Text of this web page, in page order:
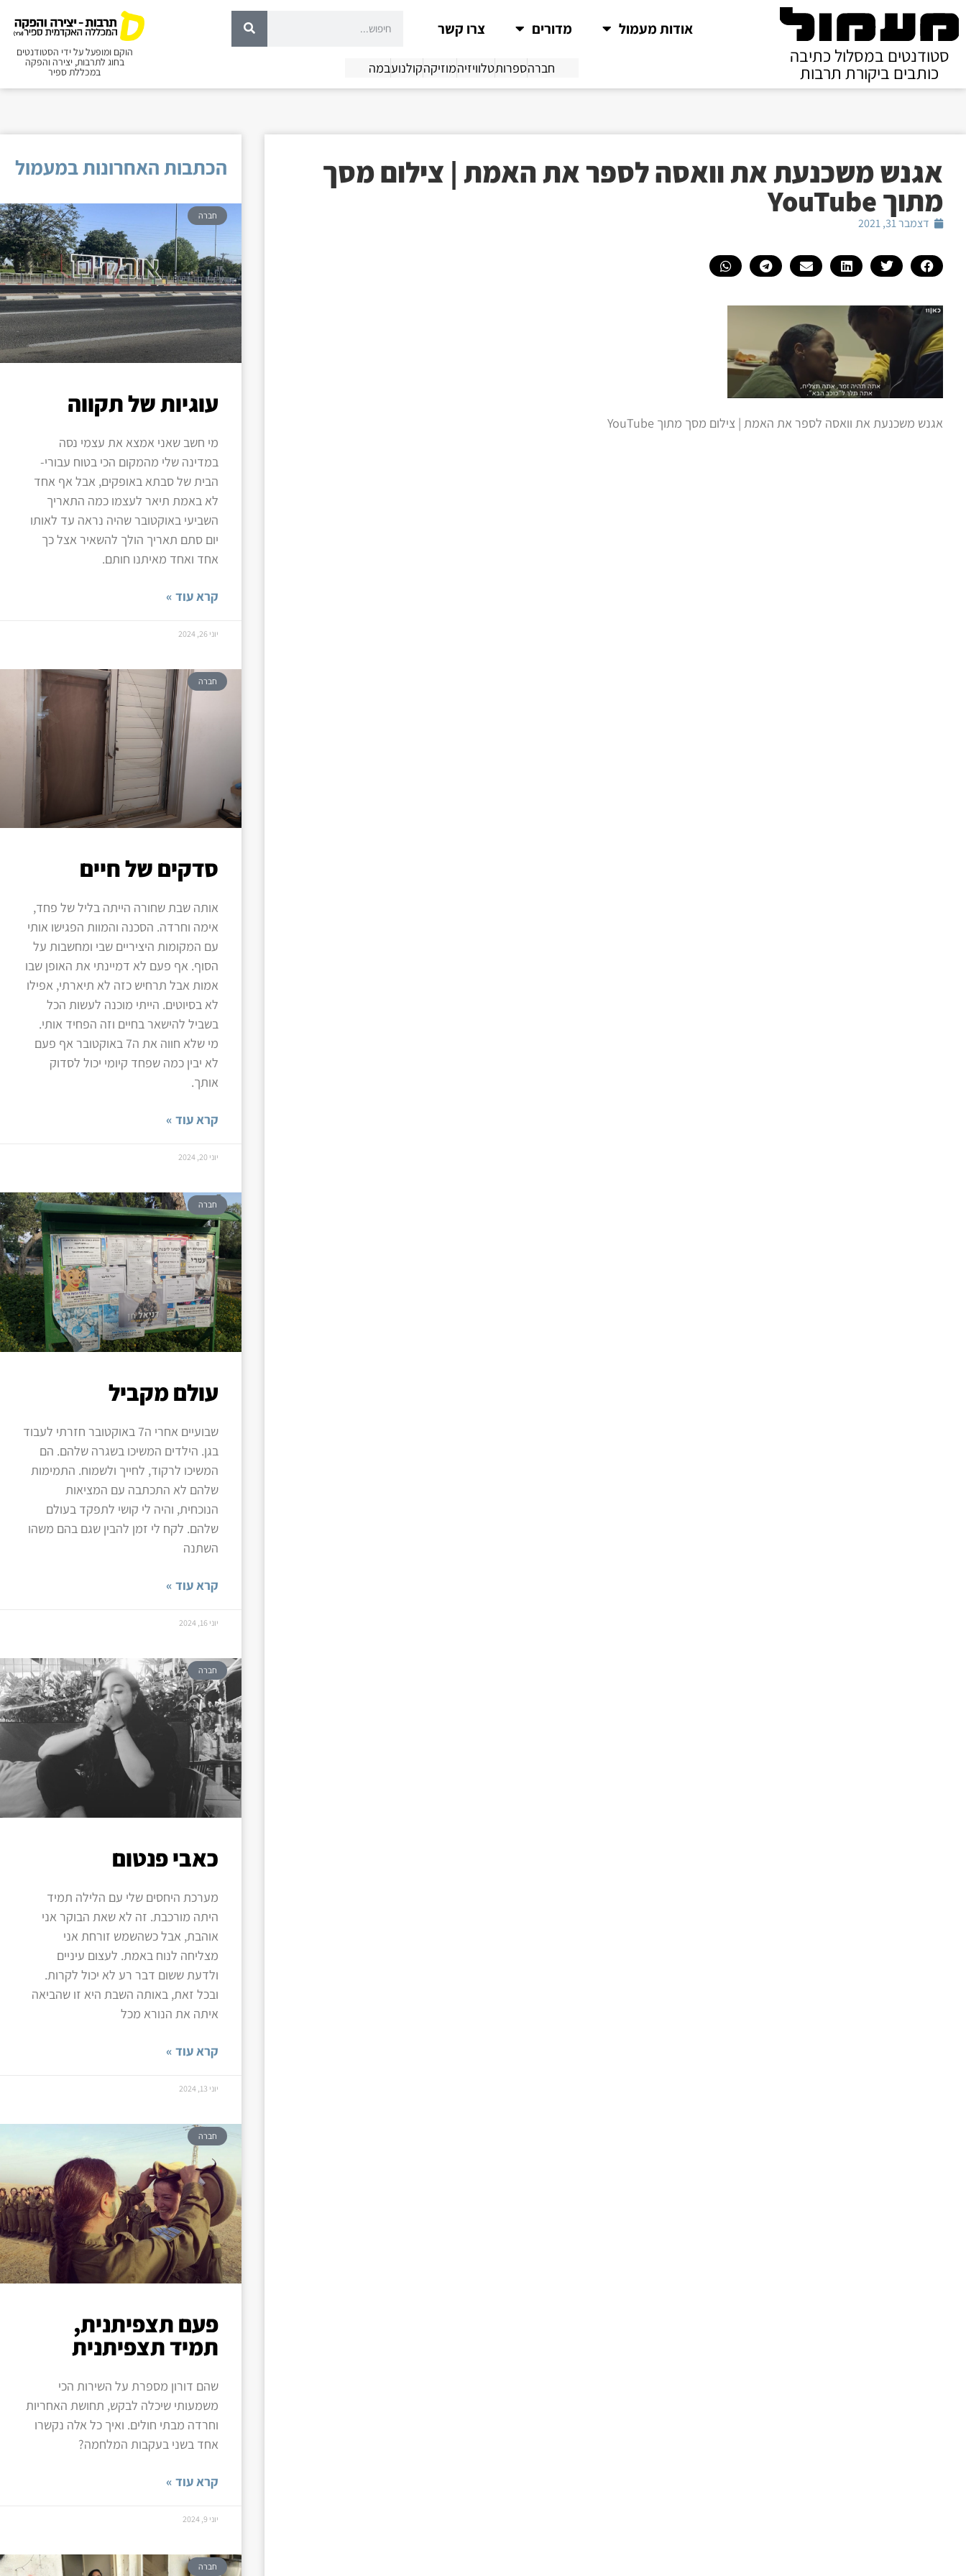
סטודנטים במסלול כתיבה
כותבים ביקורת תרבות
אודות מעמול מדורים צרו קשר
חברהספרותטלוויזיהמוזיקהקולנועבמה
הוקם ומופעל על ידי הסטודנטים
בחוג לתרבות, יצירה והפקה
במכללת ספיר
אגנש משכנעת את וואסה לספר את האמת | צילום מסך
מתוך YouTube
דצמבר 31, 2021
אגנש משכנעת את וואסה לספר את האמת | צילום מסך מתוך YouTube
הכתבות האחרונות במעמול
חברה
עוגיות של תקווה
מי חשב שאני אמצא את עצמי נסה
במדינה שלי מהמקום הכי בטוח עבורי-
הבית של סבתא באופקים, אבל אף אחד
לא באמת תיאר לעצמו כמה התאריך
השביעי באוקטובר שהיה נראה עד לאותו
יום סתם תאריך הולך להשאיר אצל כך
אחד ואחד מאיתנו חותם.
קרא עוד »
יוני 26, 2024
חברה
סדקים של חיים
אותה שבת שחורה הייתה בליל של פחד,
אימה וחרדה. הסכנה והמוות הפגישו אותי
עם המקומות היציריים שבי ומחשבות על
הסוף. אף פעם לא דמיינתי את האופן שבו
אמות אבל תרחיש כזה לא תיארתי, אפילו
לא בסיוטים. הייתי מוכנה לעשות הכל
בשביל להישאר בחיים וזה הפחיד אותי.
מי שלא חווה את ה7 באוקטובר אף פעם
לא יבין כמה שפחד קיומי יכול לסדוק
אותך.
קרא עוד »
יוני 20, 2024
חברה
עולם מקביל
שבועיים אחרי ה7 באוקטובר חזרתי לעבוד
בגן. הילדים המשיכו בשגרה שלהם. הם
המשיכו לרקוד, לחייך ולשמוח. התמימות
שלהם לא התכתבה עם המציאות
הנוכחית, והיה לי קושי לתפקד בעולם
שלהם. לקח לי זמן להבין שגם בהם משהו
השתנה
קרא עוד »
יוני 16, 2024
חברה
כאבי פנטום
מערכת היחסים שלי עם הלילה תמיד
היתה מורכבת. זה לא שאת הבוקר אני
אוהבת, אבל כשהשמש זורחת אני
מצליחה לנוח באמת. לעצום עיניים
ולדעת ששום דבר רע לא יכול לקרות.
ובכל זאת, באותה השבת היא זו שהביאה
איתה את הנורא מכל
קרא עוד »
יוני 13, 2024
חברה
פעם תצפיתנית,
תמיד תצפיתנית
שהם דורון מספרת על השירות הכי
משמעותי שיכלה לבקש, תחושת האחריות
וחרדה מבתי חולים. ואיך כל אלה נקשרו
אחד בשני בעקבות המלחמה?
קרא עוד »
יוני 9, 2024
חברה